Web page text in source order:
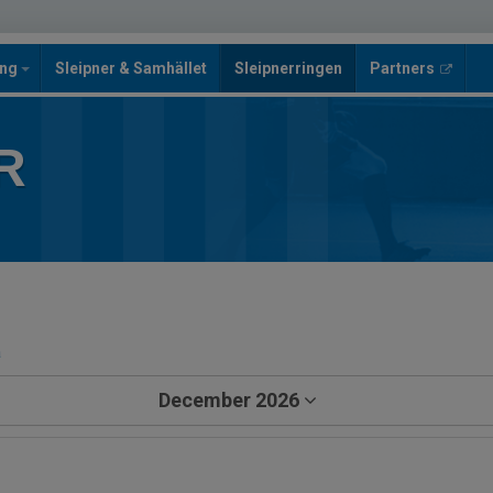
Sleipner & Samhället Sleipnerringen Partners
December 2026